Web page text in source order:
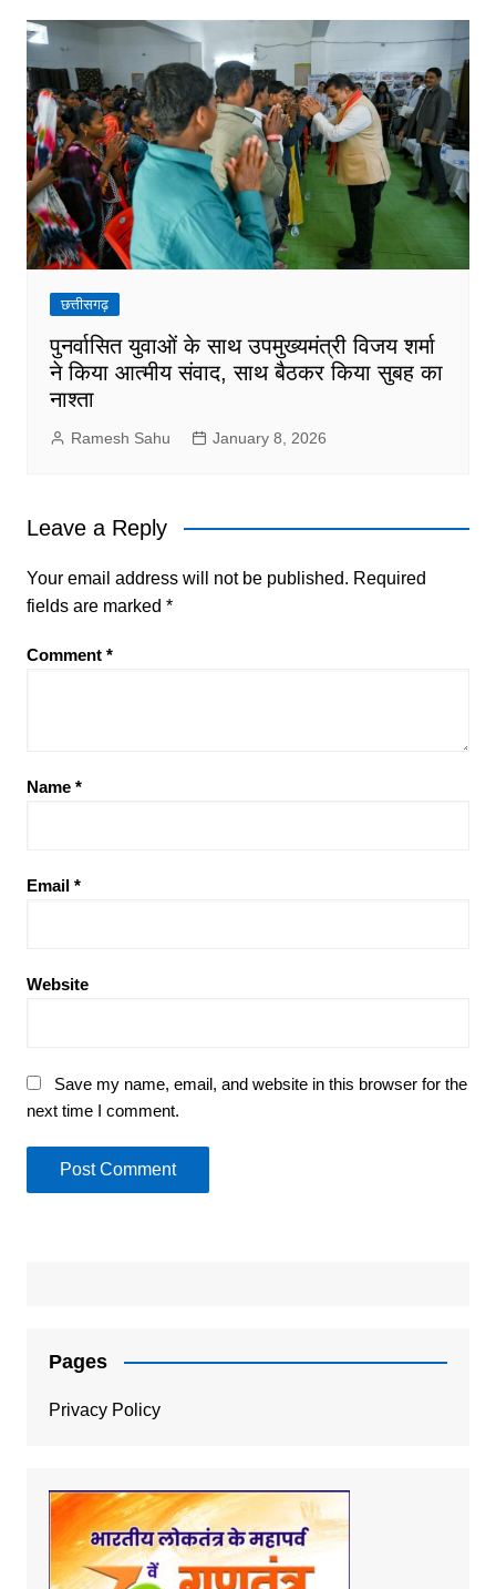
छत्तीसगढ़
पुनर्वासित युवाओं के साथ उपमुख्यमंत्री विजय शर्मा
ने किया आत्मीय संवाद, साथ बैठकर किया सुबह का
नाश्ता
Ramesh Sahu January 8, 2026
Leave a Reply
Your email address will not be published. Required
fields are marked *
Comment *
Name *
Email *
Website
Save my name, email, and website in this browser for the
next time I comment.
Pages
Privacy Policy